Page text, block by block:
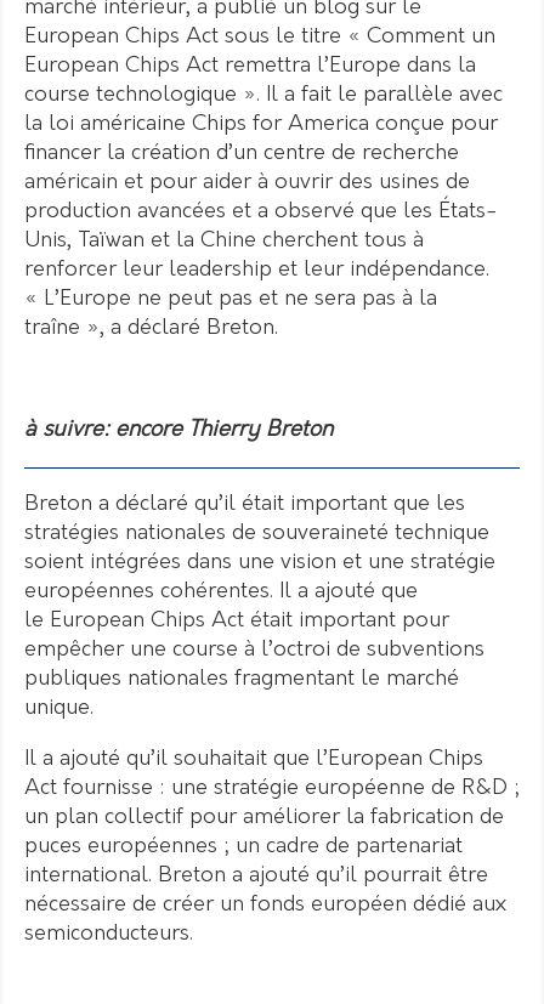
marché intérieur, a publié un blog sur le
European Chips Act sous le titre « Comment un
European Chips Act remettra l’Europe dans la
course technologique ». Il a fait le parallèle avec
la loi américaine Chips for America conçue pour
financer la création d’un centre de recherche
américain et pour aider à ouvrir des usines de
production avancées et a observé que les États-
Unis, Taïwan et la Chine cherchent tous à
renforcer leur leadership et leur indépendance.
« L’Europe ne peut pas et ne sera pas à la
traîne », a déclaré Breton.
à suivre: encore Thierry Breton
Breton a déclaré qu’il était important que les
stratégies nationales de souveraineté technique
soient intégrées dans une vision et une stratégie
européennes cohérentes. Il a ajouté que
le European Chips Act était important pour
empêcher une course à l’octroi de subventions
publiques nationales fragmentant le marché
unique.
Il a ajouté qu’il souhaitait que l’European Chips
Act fournisse : une stratégie européenne de R&D ;
un plan collectif pour améliorer la fabrication de
puces européennes ; un cadre de partenariat
international. Breton a ajouté qu’il pourrait être
nécessaire de créer un fonds européen dédié aux
semiconducteurs.